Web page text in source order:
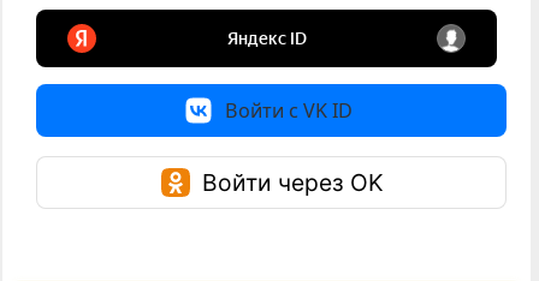
Войти с VK ID
Войти через OK